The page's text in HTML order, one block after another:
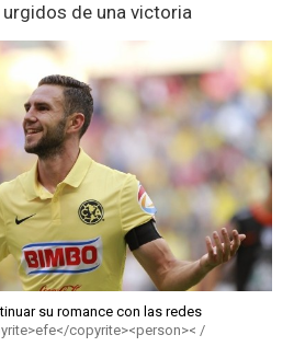
de una victoria
su romance con las redes
copyrite><person>< /